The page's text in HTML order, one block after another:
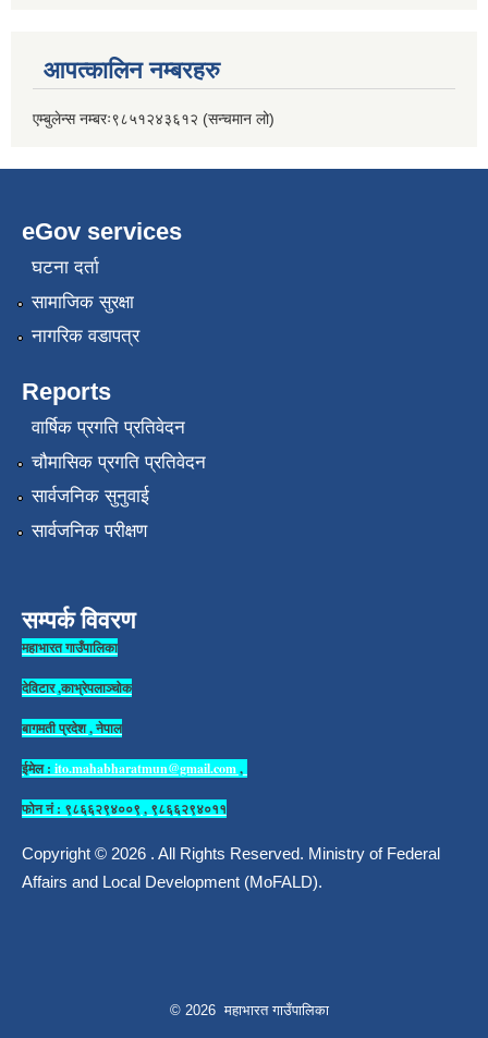
आपत्कालिन नम्बरहरु
एम्बुलेन्स नम्बरः९८५१२४३६१२ (सन्चमान लो)
eGov services
घटना दर्ता
सामाजिक सुरक्षा
नागरिक वडापत्र
Reports
वार्षिक प्रगति प्रतिवेदन
चौमासिक प्रगति प्रतिवेदन
सार्वजनिक सुनुवाई
सार्वजनिक परीक्षण
सम्पर्क विवरण
महाभारत गाउँपालिका
देविटार ,काभ्रेपलाञ्चोक
बागमती प्रदेश , नेपाल
ईमेल : ito.mahabharatmun@gmail.com,
फोन नं : ९८६६२९४००९ , ९८६६२९४०११
Copyright © 2026 . All Rights Reserved. Ministry of Federal
Affairs and Local Development (MoFALD).
© 2026 महाभारत गाउँपालिका